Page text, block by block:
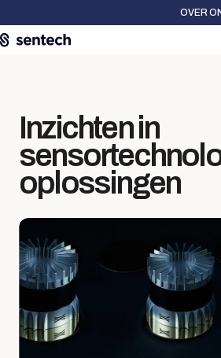
OVER
Inzichten in
oplossingen